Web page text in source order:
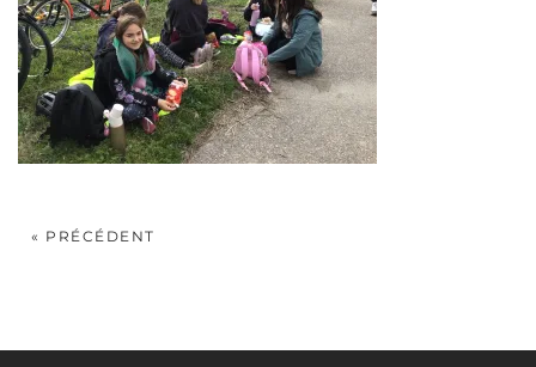
« PRÉCÉDENT